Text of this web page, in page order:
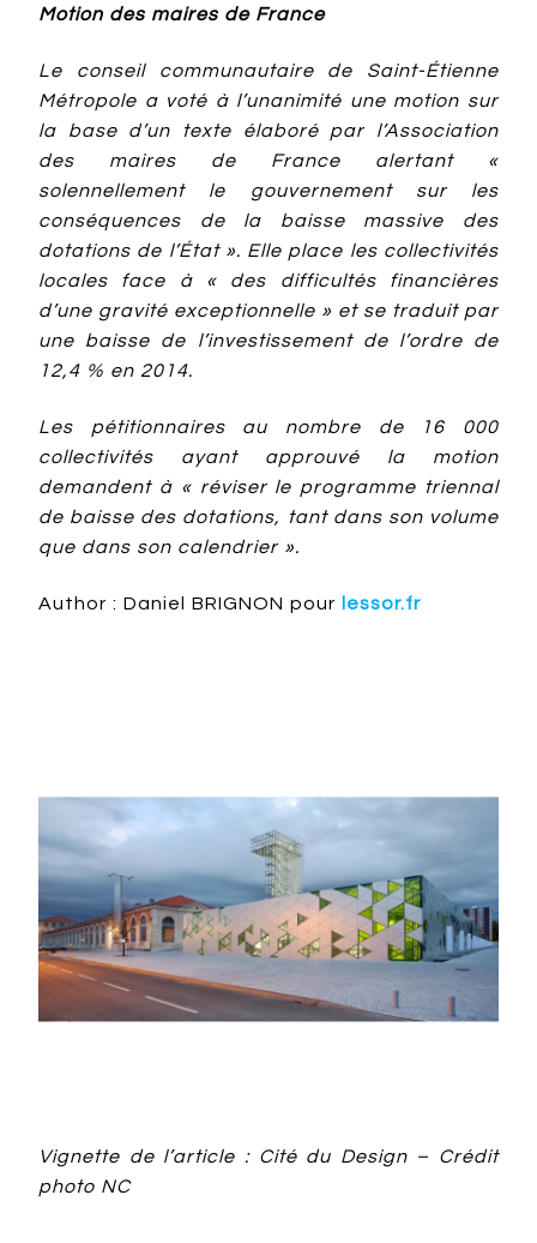
Motion des maires de France
Le conseil communautaire de Saint-Étienne
Métropole a voté à l’unanimité une motion sur
la base d’un texte élaboré par l’Association
des maires de France alertant «
solennellement le gouvernement sur les
conséquences de la baisse massive des
dotations de l’État ». Elle place les collectivités
locales face à « des difficultés financières
d’une gravité exceptionnelle » et se traduit par
une baisse de l’investissement de l’ordre de
12,4 % en 2014.
Les pétitionnaires au nombre de 16 000
collectivités ayant approuvé la motion
demandent à « réviser le programme triennal
de baisse des dotations, tant dans son volume
que dans son calendrier ».
Author : Daniel BRIGNON pour lessor.fr
Vignette de l’article : Cité du Design – Crédit
photo NC